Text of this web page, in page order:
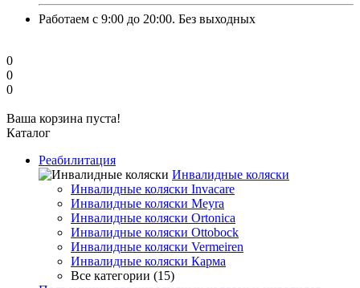
Работаем с 9:00 до 20:00. Без выходных
0
0
0
Ваша корзина пуста!
Каталог
Реабилитация
Инвалидные коляски
Инвалидные коляски Invacare
Инвалидные коляски Meyra
Инвалидные коляски Ortonica
Инвалидные коляски Ottobock
Инвалидные коляски Vermeiren
Инвалидные коляски Карма
Все категории (15)